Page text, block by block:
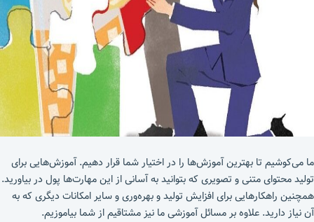
ما می‌کوشیم تا بهترین آموزش‌ها را در اختیار شما قرار دهیم. آموزش‌هایی برای
تولید محتوای متنی و تصویری که بتوانید به آسانی از این مهارت‌ها پول در بیاورید.
همچنین راهکارهایی برای افزایش تولید و بهره‌وری و سایر امکانات دیگری که به
آن نیاز دارید. علاوه بر مسائل آموزشی ما نیز مشتاقیم از شما بیاموزیم.